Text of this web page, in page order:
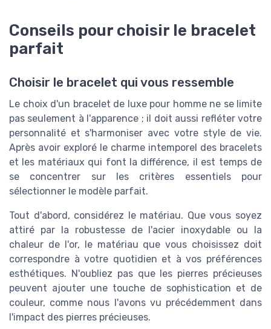
Conseils pour choisir le bracelet
parfait
Choisir le bracelet qui vous ressemble
Le choix d'un bracelet de luxe pour homme ne se limite
pas seulement à l'apparence ; il doit aussi refléter votre
personnalité et s'harmoniser avec votre style de vie.
Après avoir exploré le charme intemporel des bracelets
et les matériaux qui font la différence, il est temps de
se concentrer sur les critères essentiels pour
sélectionner le modèle parfait.
Tout d'abord, considérez le matériau. Que vous soyez
attiré par la robustesse de l'acier inoxydable ou la
chaleur de l'or, le matériau que vous choisissez doit
correspondre à votre quotidien et à vos préférences
esthétiques. N'oubliez pas que les pierres précieuses
peuvent ajouter une touche de sophistication et de
couleur, comme nous l'avons vu précédemment dans
l'impact des pierres précieuses.